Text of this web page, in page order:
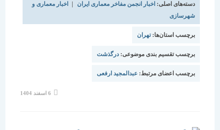
دسته‌های اصلی:اخبار انجمن مفاخر معماری ایران |
اخبار معماری و
شهرسازی
برچسب استان‌ها:تهران
برچسب تقسیم بندی موضوعی:درگذشت
برچسب اعضای مرتبط:عبدالمجید ارفعی